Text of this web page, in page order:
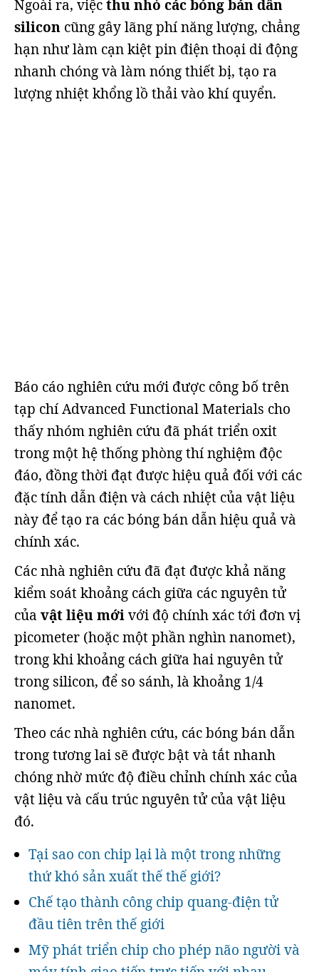
Ngoài ra, việcthu nhỏ các bóng bán dẫn
silicon cũng gây lãng phí năng lượng, chẳng
hạn như làm cạn kiệt pin điện thoại di động
nhanh chóng và làm nóng thiết bị, tạo ra
lượng nhiệt khổng lồ thải vào khí quyển.
Báo cáo nghiên cứu mới được công bố trên
tạp chí Advanced Functional Materials cho
thấy nhóm nghiên cứu đã phát triển oxit
trong một hệ thống phòng thí nghiệm độc
đáo, đồng thời đạt được hiệu quả đối với các
đặc tính dẫn điện và cách nhiệt của vật liệu
này để tạo ra các bóng bán dẫn hiệu quả và
chính xác.
Các nhà nghiên cứu đã đạt được khả năng
kiểm soát khoảng cách giữa các nguyên tử
của vật liệu mớivới độ chính xác tới đơn vị
picometer (hoặc một phần nghìn nanomet),
trong khi khoảng cách giữa hai nguyên tử
trong silicon, để so sánh, là khoảng 1/4
nanomet.
Theo các nhà nghiên cứu, các bóng bán dẫn
trong tương lai sẽ được bật và tắt nhanh
chóng nhờ mức độ điều chỉnh chính xác của
vật liệu và cấu trúc nguyên tử của vật liệu
đó.
Tại sao con chip lại là một trong những
thứ khó sản xuất thế thế giới?
Chế tạo thành công chip quang-điện tử
đầu tiên trên thế giới
Mỹ phát triển chip cho phép não người và